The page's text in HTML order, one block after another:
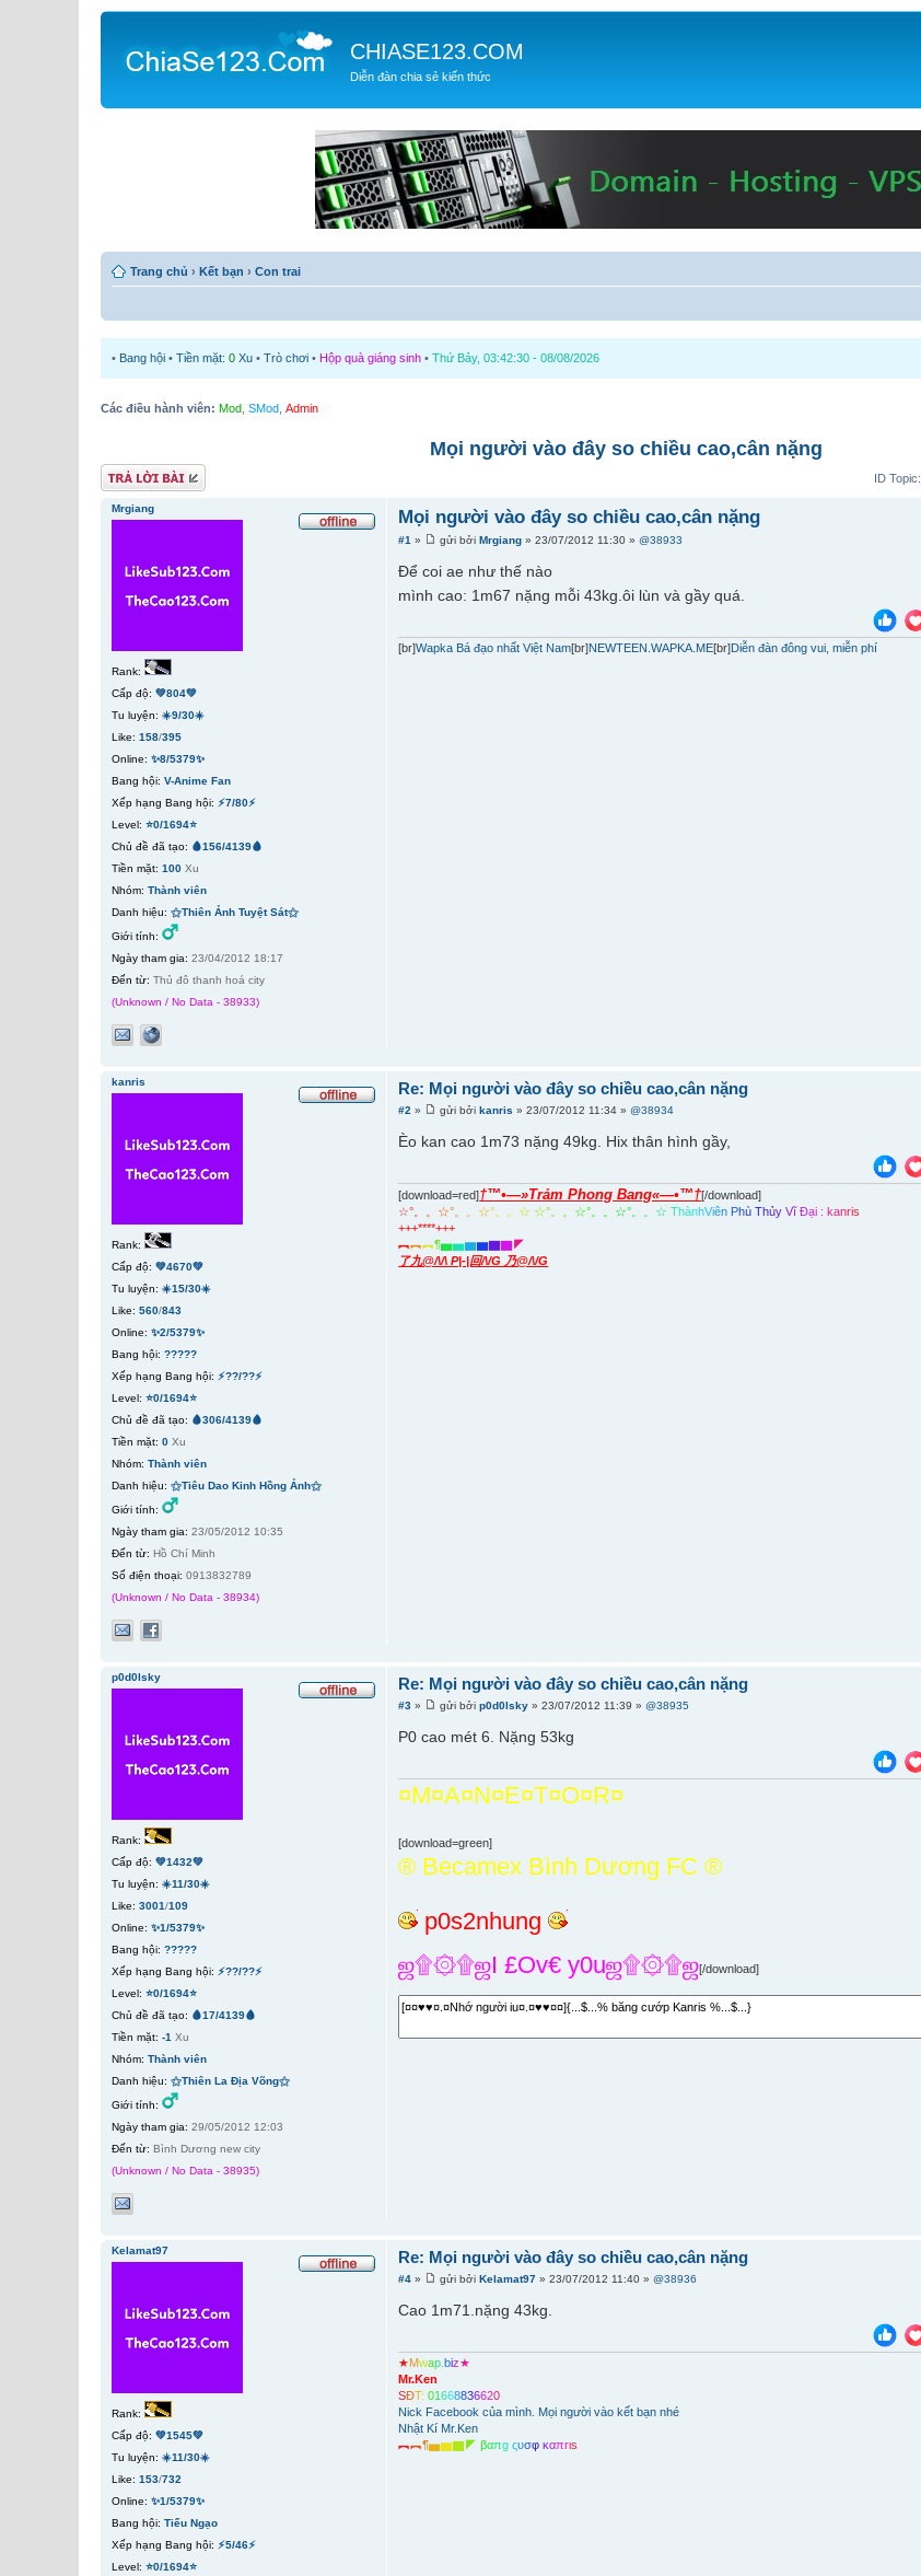
CHIASE123.COM
Diễn đàn chia sẻ kiến thức
Trang chủ › Kết bạn › Con trai
• Bang hội • Tiền mặt: 0 Xu • Trò chơi • Hộp quà giáng sinh • Thứ Bảy, 03:42:30 - 08/08/2026
Các điều hành viên: Mod SMod Admin
Mọi người vào đây so chiều cao,cân nặng
Gửi bài trả lời ID Topic:
Mọi người vào đây so chiều cao,cân nặng
#1 » gửi bởiMrgiang » 23/07/2012 11:30 »@38933
Để coi ae như thế nào
mình cao: 1m67 nặng mỗi 43kg.ôi lùn và gầy quá.
[br]Wapka Bá đạo nhất Việt Nam[br]NEWTEEN.WAPKA.ME[br] Diễn đàn đông vui, miễn phí
Mrgiang
Rank:
Cấp độ: 💚804💚
Tu luyện: ☀️9/30☀️
Like: 158/395
Online: ✨8/5379✨
Bang hội: V-Anime Fan
Xếp hạng Bang hội: ⚡7/80⚡
Level: ⭐0/1694⭐
Chủ đề đã tạo: 🩸156/4139🩸
Tiền mặt: 100 Xu
Nhóm: Thành viên
Danh hiệu: ⚝Thiên Ảnh Tuyệt Sát⚝
Giới tính:
Ngày tham gia: 23/04/2012 18:17
Đến từ: Thủ đô thanh hoá city
(Unknown / No Data - 38933)
Re: Mọi người vào đây so chiều cao,cân nặng
#2 » gửi bởikanris » 23/07/2012 11:34 »@38934
Èo kan cao 1m73 nặng 49kg. Hix thân hình gầy,
[download=red]†™•—»Trảm Phong Bang«—•™†[/download]
☆° ☆° ☆° ☆ ☆° ☆° ☆° ☆ ThànhViên Phù Thủy Vĩ Đại : kanris
+++****+++
︻︻︻¶▅▅▆▆▇▇◤
了九@/\/\ P|-|回/\/G 乃@/\/G
kanris
Rank:
Cấp độ: 💚4670💚
Tu luyện: ☀️15/30☀️
Like: 560/843
Online: ✨2/5379✨
Bang hội: ?????
Xếp hạng Bang hội: ⚡??/??⚡
Level: ⭐0/1694⭐
Chủ đề đã tạo: 🩸306/4139🩸
Tiền mặt: 0 Xu
Nhóm: Thành viên
Danh hiệu: ⚝Tiêu Dao Kinh Hồng Ảnh⚝
Giới tính:
Ngày tham gia: 23/05/2012 10:35
Đến từ: Hồ Chí Minh
Số điện thoại: 0913832789
(Unknown / No Data - 38934)
Re: Mọi người vào đây so chiều cao,cân nặng
#3 » gửi bởip0d0lsky » 23/07/2012 11:39 »@38935
P0 cao mét 6. Nặng 53kg
¤M¤A¤N¤E¤T¤O¤R¤
[download=green]
­® Becamex Bình Dương FC ®
p0s2nhung
ஜ۩۞۩ஜI £Ov€ y0uஜ۩۞۩ஜ[/download]
p0d0lsky
Rank:
Cấp độ: 💚1432💚
Tu luyện: ☀️11/30☀️
Like: 3001/109
Online: ✨1/5379✨
Bang hội: ?????
Xếp hạng Bang hội: ⚡??/??⚡
Level: ⭐0/1694⭐
Chủ đề đã tạo: 🩸17/4139🩸
Tiền mặt: -1 Xu
Nhóm: Thành viên
Danh hiệu: ⚝Thiên La Địa Võng⚝
Giới tính:
Ngày tham gia: 29/05/2012 12:03
Đến từ: Bình Dương new city
(Unknown / No Data - 38935)
Re: Mọi người vào đây so chiều cao,cân nặng
#4 » gửi bởiKelamat97 » 23/07/2012 11:40 »@38936
Cao 1m71.nặng 43kg.
★Mwap .biz★
Mr.Ken
SĐT: 01668836620
Nick Facebook của mình. Mọi người vào kết bạn nhé
Nhật Kí Mr.Ken
︻︻¶▅▆▇◤ βαπg ςυσφ καπrιs
Kelamat97
Rank:
Cấp độ: 💚1545💚
Tu luyện: ☀️11/30☀️
Like: 153/732
Online: ✨1/5379✨
Bang hội: Tiếu Ngạo
Xếp hạng Bang hội: ⚡5/46⚡
Level: ⭐0/1694⭐